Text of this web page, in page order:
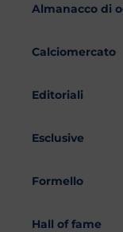
Almanacco di
Calciomercato
Editoriali
Esclusive
Formello
Hall of fame